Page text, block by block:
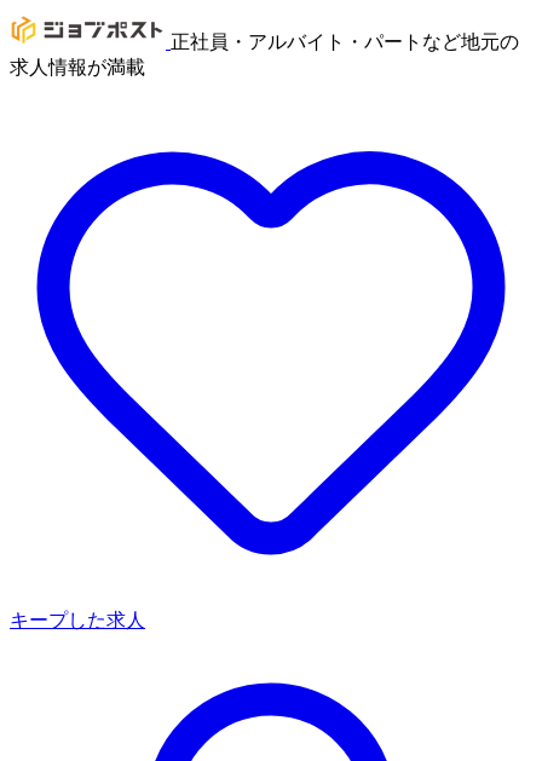
正社員・アルバイト・パートなど地元の
求人情報が満載
キープした求人